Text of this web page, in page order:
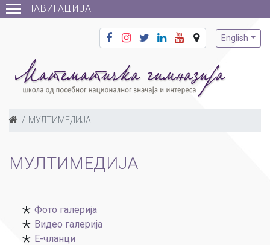
НАВИГАЦИЈА
English
МУЛТИМЕДИЈА
МУЛТИМЕДИЈА
Фото галерија
Видео галерија
Е-чланци